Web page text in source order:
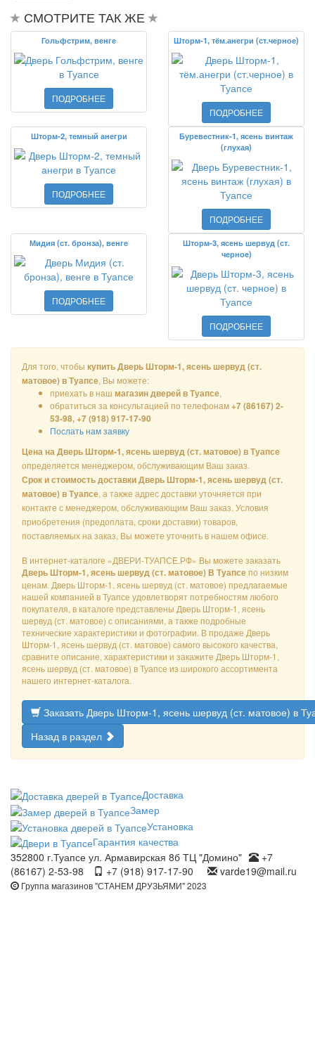
СМОТРИТЕ ТАК ЖЕ
Гольфстрим, венге
ПОДРОБНЕЕ
Шторм-1, тём.анегри (ст.черное)
ПОДРОБНЕЕ
Шторм-2, темный анегри
ПОДРОБНЕЕ
Буревестник-1, ясень винтаж
(глухая)
ПОДРОБНЕЕ
Мидия (ст. бронза), венге
ПОДРОБНЕЕ
Шторм-3, ясень шервуд (ст.
черное)
ПОДРОБНЕЕ
Для того, чтобы купить Дверь Шторм-1, ясень шервуд (ст.
матовое) в Туапсе, Вы можете:
приехать в наш магазин дверей в Туапсе,
обратиться за консультацией по телефонам+7 (86167) 2-
53-98, +7 (918) 917-17-90
Послать нам заявку
Цена на Дверь Шторм-1, ясень шервуд (ст. матовое) в Туапсе
определяется менеджером, обслуживающим Ваш заказ.
Срок и стоимость доставки Дверь Шторм-1, ясень шервуд (ст.
матовое) в Туапсе, а также адрес доставки уточняется при
контакте с менеджером, обслуживающим Ваш заказ. Условия
приобретения (предоплата, сроки доставки) товаров,
поставляемых на заказ, Вы можете уточнить в нашем офисе.
В интернет-каталоге «ДВЕРИ-ТУАПСЕ.РФ» Вы можете заказать
Дверь Шторм-1, ясень шервуд (ст. матовое) В Туапсепо низким
ценам. Дверь Шторм-1, ясень шервуд (ст. матовое) предлагаемые
нашей компанией в Туапсе удовлетворят потребностям любого
покупателя, в каталоге представлены Дверь Шторм-1, ясень
шервуд (ст. матовое) с описаниями, а также подробные
технические характеристики и фотографии. В продаже Дверь
Шторм-1, ясень шервуд (ст. матовое) самого высокого качества,
сравните описание, характеристики и закажите Дверь Шторм-1,
ясень шервуд (ст. матовое) в Туапсе из широкого ассортимента
нашего интернет-каталога.
Заказать Дверь Шторм-1, ясень шервуд (ст. матовое) в
Назад в раздел
Доставка
Замер
Установка
Гарантия качества
352800 г.Туапсе ул. Армавирская 8б ТЦ "Домино"
+7
(86167) 2-53-98
+7 (918) 917-17-90 varde19@mail.ru
Группа магазинов "СТАНЕМ ДРУЗЬЯМИ" 2023